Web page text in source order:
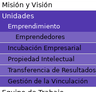
Misión y Visión
Unidades
Emprendimiento
Emprendedores
Incubación Empresarial
Propiedad Intelectual
Transferencia de Resultados
Gestión de la Vinculación